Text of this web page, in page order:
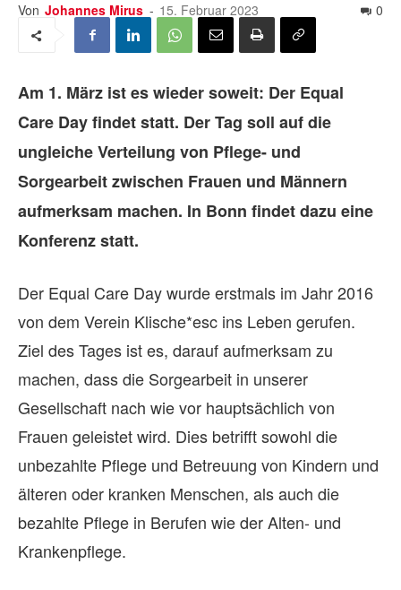
Von Johannes Mirus - 15. Februar 2023 0
Am 1. März ist es wieder soweit: Der Equal
Care Day findet statt. Der Tag soll auf die
ungleiche Verteilung von Pflege- und
Sorgearbeit zwischen Frauen und Männern
aufmerksam machen. In Bonn findet dazu eine
Konferenz statt.
Der Equal Care Day wurde erstmals im Jahr 2016
von dem Verein Klische*esc ins Leben gerufen.
Ziel des Tages ist es, darauf aufmerksam zu
machen, dass die Sorgearbeit in unserer
Gesellschaft nach wie vor hauptsächlich von
Frauen geleistet wird. Dies betrifft sowohl die
unbezahlte Pflege und Betreuung von Kindern und
älteren oder kranken Menschen, als auch die
bezahlte Pflege in Berufen wie der Alten- und
Krankenpflege.